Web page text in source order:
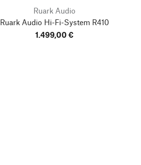
Ruark Audio
Ruark Audio Hi-Fi-System R410
1.499,00 €